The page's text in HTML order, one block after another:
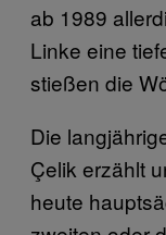
ab 1989
Linke eine
stießen die
Die
Çelik erzählt
heute